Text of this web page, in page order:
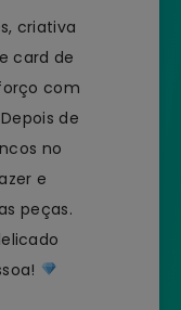
criativa
card de
com
de
no
e
peças.